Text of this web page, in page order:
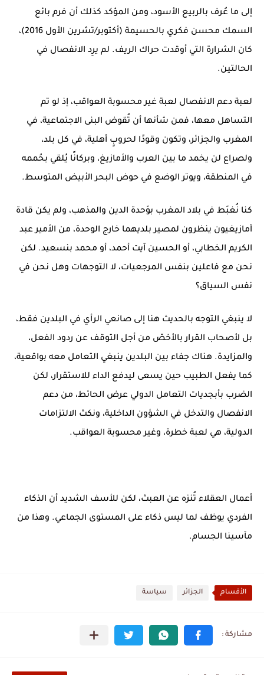
إلى ما عُرف بالربيع الأسود، ومن المؤكد كذلك أن فرم بائع
السمك محسن فكري بالحسيمة (أكتوبر/تشرين الأول 2016)،
كان الشرارة التي أوقدت حراك الريف. لم يرِد الانفصال في
الحالتين.
لعبة دعم الانفصال لعبة غير محسوبة العواقب، إذ لو تم
التساهل معها، فمن شأنها أن تُقوض البنى الاجتماعية، في
المغرب والجزائر، وتكون وقودًا لحروبٍ أهلية، في كل بلد،
ولصراع لن يخمد ما بين العرب والأمازيغ، وبركانًا يُلقي بحُممه
في المنطقة، ويوتر الوضع في حوض البحر الأبيض المتوسط.
كنا نُغبَط في بلاد المغرب بوَحدة الدين والمذهب، ولم يكن قادة
أمازيغيون ينظرون لمصير بلديهما خارج الوحدة، من الأمير عبد
الكريم الخطابي، أو الحسين آيت أحمد، أو محمد بنسعيد. لكن
نحن مع فاعلين بنفس المرجعيات، لا التوجهات وهل نحن في
نفس السياق؟
لا ينبغي التوجه بالحديث هنا إلى صانعي الرأي في البلدين فقط،
بل لأصحاب القرار بالأخصّ من أجل التوقف عن ردود الفعل،
والمزايدة. هناك جفاء بين البلدين ينبغي التعامل معه بواقعية،
كما يفعل الطبيب حين يسعى ليدفع الداء للاستقرار، لكن
الضرب بأبجديات التعامل الدولي عرض الحائط، من دعم
الانفصال والتدخل في الشؤون الداخلية، ونكث الالتزامات
الدولية، هي لعبة خطرة، وغير محسوبة العواقب.
أعمال العقلاء تُنزه عن العبث، لكن للأسف الشديد أن الذكاء
الفردي يوظف لما ليس ذكاء على المستوى الجماعي. وهذا من
مآسينا الجسام.
الأقسام الجزائر سياسة